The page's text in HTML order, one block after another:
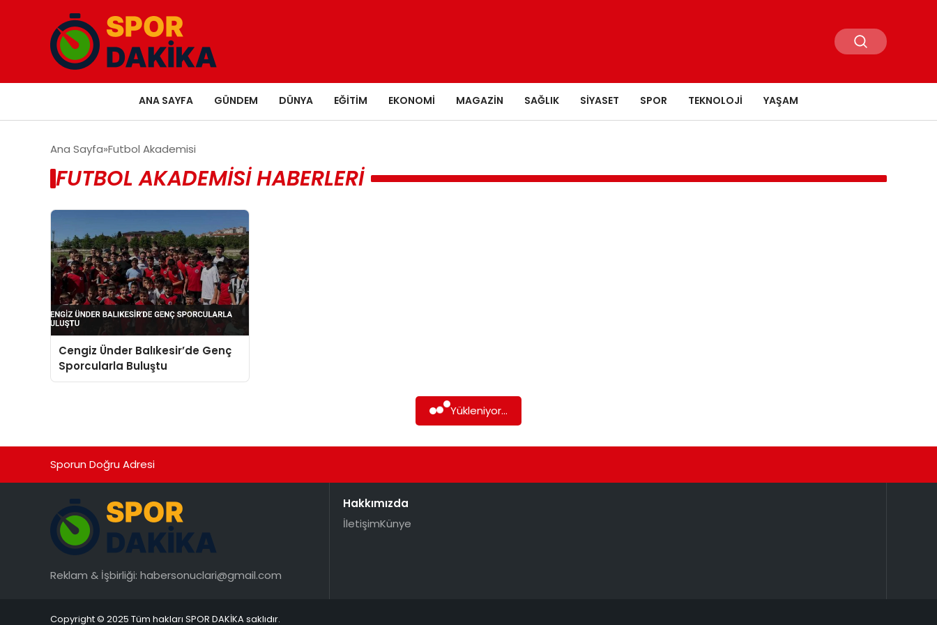
ANA SAYFA GÜNDEM DÜNYA EĞITIM EKONOMI MAGAZIN SAĞLIK SIYASET SPOR TEKNOLOJI YAŞAM
Ana Sayfa Futbol Akademisi
FUTBOL AKADEMISI HABERLERI
Cengiz Ünder Balıkesir’de Genç
Sporcularla Buluştu
Yükleniyor...
Sporun Doğru Adresi
Reklam & İşbirliği: habersonuclari@gmail.com
Hakkımızda
İletişimKünye
Copyright © 2025 Tüm hakları SPOR DAKİKA saklıdır.